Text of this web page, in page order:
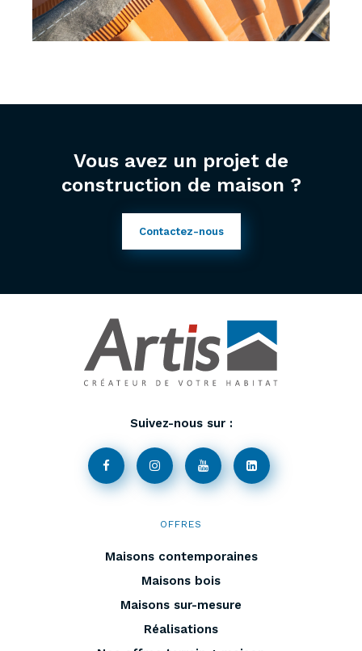
Vous avez un projet de
construction de maison ?
Contactez-nous
Suivez-nous sur :
OFFRES
Maisons contemporaines
Maisons bois
Maisons sur-mesure
Réalisations